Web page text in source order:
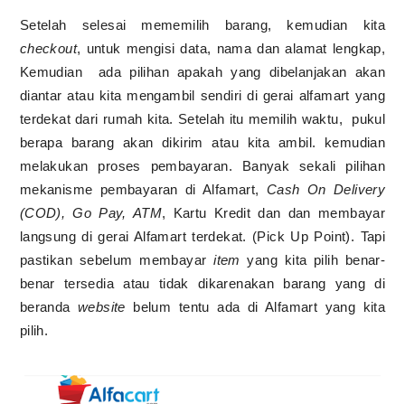
Setelah selesai mememilih barang, kemudian kita
checkout, untuk mengisi data, nama dan alamat lengkap,
Kemudian ada pilihan apakah yang dibelanjakan akan
diantar atau kita mengambil sendiri di gerai alfamart yang
terdekat dari rumah kita. Setelah itu memilih waktu, pukul
berapa barang akan dikirim atau kita ambil. kemudian
melakukan proses pembayaran. Banyak sekali pilihan
mekanisme pembayaran di Alfamart, Cash On Delivery
(COD), Go Pay, ATM, Kartu Kredit dan dan membayar
langsung di gerai Alfamart terdekat. (Pick Up Point). Tapi
pastikan sebelum membayaritem yang kita pilih benar-
benar tersedia atau tidak dikarenakan barang yang di
berandawebsite belum tentu ada di Alfamart yang kita
pilih.